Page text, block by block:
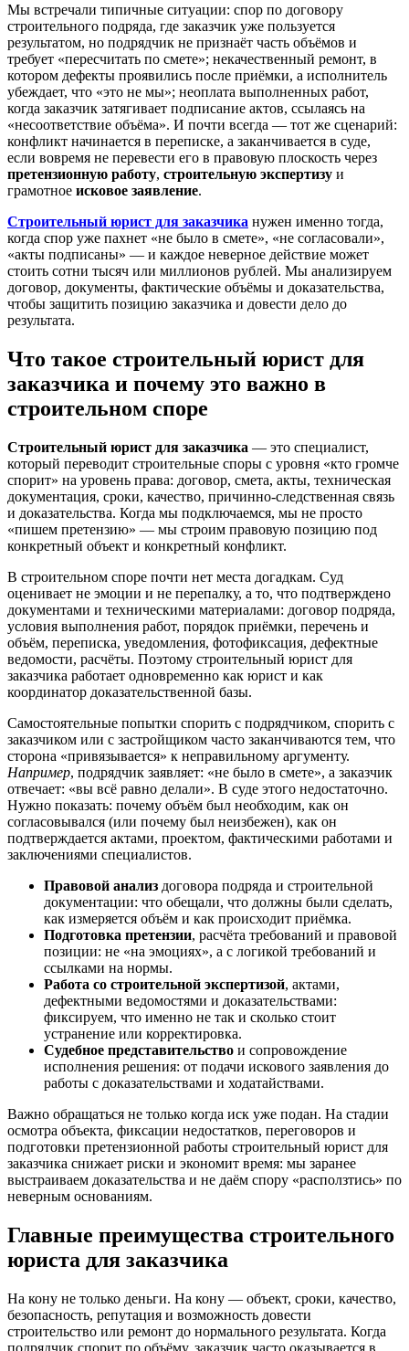
Мы встречали типичные ситуации: спор по договору
строительного подряда, где заказчик уже пользуется
результатом, но подрядчик не признаёт часть объёмов и
требует «пересчитать по смете»; некачественный ремонт, в
котором дефекты проявились после приёмки, а исполнитель
убеждает, что «это не мы»; неоплата выполненных работ,
когда заказчик затягивает подписание актов, ссылаясь на
«несоответствие объёма». И почти всегда — тот же сценарий:
конфликт начинается в переписке, а заканчивается в суде,
если вовремя не перевести его в правовую плоскость через
претензионную работу, строительную экспертизу и
грамотное исковое заявление.
Строительный юрист для заказчика нужен именно тогда,
когда спор уже пахнет «не было в смете», «не согласовали»,
«акты подписаны» — и каждое неверное действие может
стоить сотни тысяч или миллионов рублей. Мы анализируем
договор, документы, фактические объёмы и доказательства,
чтобы защитить позицию заказчика и довести дело до
результата.
Что такое строительный юрист для
заказчика и почему это важно в
строительном споре
Строительный юрист для заказчика — это специалист,
который переводит строительные споры с уровня «кто громче
спорит» на уровень права: договор, смета, акты, техническая
документация, сроки, качество, причинно-следственная связь
и доказательства. Когда мы подключаемся, мы не просто
«пишем претензию» — мы строим правовую позицию под
конкретный объект и конкретный конфликт.
В строительном споре почти нет места догадкам. Суд
оценивает не эмоции и не перепалку, а то, что подтверждено
документами и техническими материалами: договор подряда,
условия выполнения работ, порядок приёмки, перечень и
объём, переписка, уведомления, фотофиксация, дефектные
ведомости, расчёты. Поэтому строительный юрист для
заказчика работает одновременно как юрист и как
координатор доказательственной базы.
Самостоятельные попытки спорить с подрядчиком, спорить с
заказчиком или с застройщиком часто заканчиваются тем, что
сторона «привязывается» к неправильному аргументу.
Например, подрядчик заявляет: «не было в смете», а заказчик
отвечает: «вы всё равно делали». В суде этого недостаточно.
Нужно показать: почему объём был необходим, как он
согласовывался (или почему был неизбежен), как он
подтверждается актами, проектом, фактическими работами и
заключениями специалистов.
Правовой анализ договора подряда и строительной
документации: что обещали, что должны были сделать,
как измеряется объём и как происходит приёмка.
Подготовка претензии, расчёта требований и правовой
позиции: не «на эмоциях», а с логикой требований и
ссылками на нормы.
Работа со строительной экспертизой, актами,
дефектными ведомостями и доказательствами:
фиксируем, что именно не так и сколько стоит
устранение или корректировка.
Судебное представительство и сопровождение
исполнения решения: от подачи искового заявления до
работы с доказательствами и ходатайствами.
Важно обращаться не только когда иск уже подан. На стадии
осмотра объекта, фиксации недостатков, переговоров и
подготовки претензионной работы строительный юрист для
заказчика снижает риски и экономит время: мы заранее
выстраиваем доказательства и не даём спору «расползтись» по
неверным основаниям.
Главные преимущества строительного
юриста для заказчика
На кону не только деньги. На кону — объект, сроки, качество,
безопасность, репутация и возможность довести
строительство или ремонт до нормального результата. Когда
подрядчик спорит по объёму, заказчик часто оказывается в